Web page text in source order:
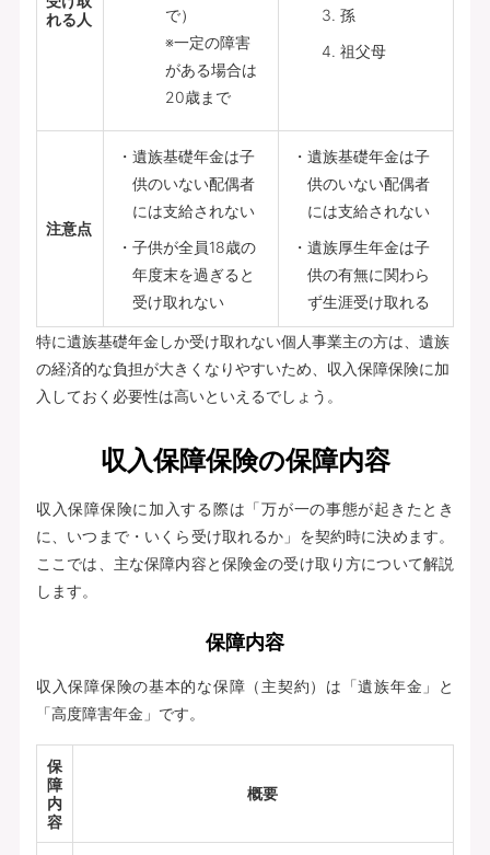
れる人
で）
※一定の障害
がある場合は
20歳まで
孫
祖父母
注意点
遺族基礎年金は子
供のいない配偶者
には支給されない
子供が全員18歳の
年度末を過ぎると
受け取れない
遺族基礎年金は子
供のいない配偶者
には支給されない
遺族厚生年金は子
供の有無に関わら
ず生涯受け取れる
特に遺族基礎年金しか受け取れない個人事業主の方は、遺族
の経済的な負担が大きくなりやすいため、収入保障保険に加
入しておく必要性は高いといえるでしょう。
収入保障保険の保障内容
収入保障保険に加入する際は「万が一の事態が起きたとき
に、いつまで・いくら受け取れるか」を契約時に決めます。
ここでは、主な保障内容と保険金の受け取り方について解説
します。
保障内容
収入保障保険の基本的な保障（主契約）は「遺族年金」と
「高度障害年金」です。
保
障
内
容
概要